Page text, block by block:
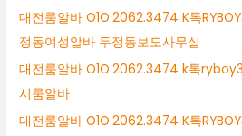
대전룸알바 O1O.2062.3474 K톡
정동여성알바 두정동보도사무실
대전룸알바 O1O.2062.3474 k톡
시룸알바
대전룸알바 O1O.2062.3474 K톡